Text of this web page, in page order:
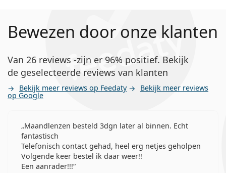
Bewezen door onze klanten
Van 26 reviews -zijn er 96% positief. Bekijk
de geselecteerde reviews van klanten
Bekijk meer reviews op Feedaty Bekijk meer reviews
op Google
Maandlenzen besteld 3dgn later al binnen. Echt
fantastisch
Telefonisch contact gehad, heel erg netjes geholpen
Volgende keer bestel ik daar weer!!
Een aanrader!!!